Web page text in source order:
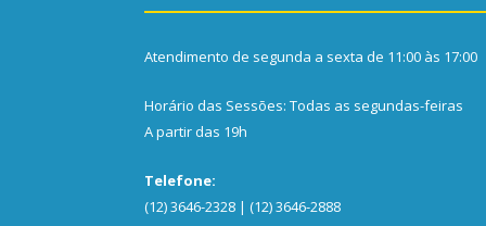
Atendimento de segunda a sexta de 11:00 às 17:00
Horário das Sessões: Todas as segundas-feiras
A partir das 19h
Telefone:
(12) 3646-2328 | (12) 3646-2888